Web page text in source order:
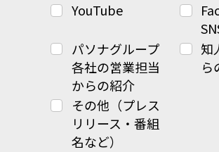
YouTube
パソナグループ
各社の営業担当
からの紹介
知
ら
その他（プレス
リリース・番組
名など）